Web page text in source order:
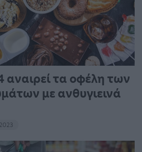
αναιρεί τα οφέλη των
με ανθυγιεινά